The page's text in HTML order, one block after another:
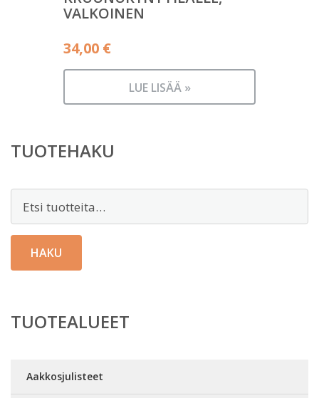
VALKOINEN
34,00 €
LUE LISÄÄ »
TUOTEHAKU
HAKU
TUOTEALUEET
Aakkosjulisteet